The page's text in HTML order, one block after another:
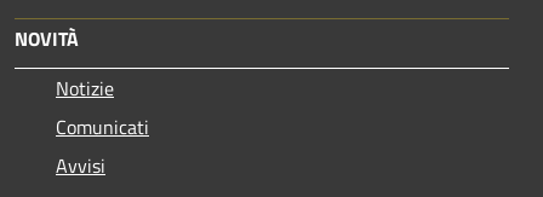
NOVITÀ
Notizie
Comunicati
Avvisi